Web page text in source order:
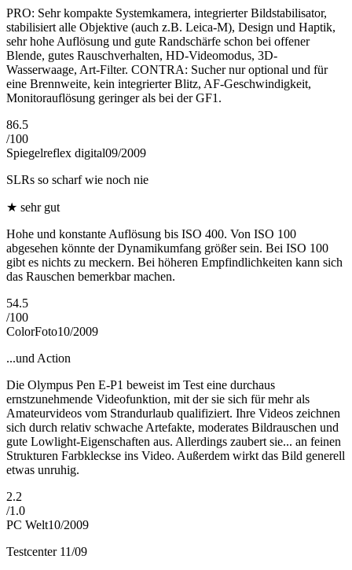
PRO: Sehr kompakte Systemkamera, integrierter Bildstabilisator,
stabilisiert alle Objektive (auch z.B. Leica-M), Design und Haptik,
sehr hohe Auflösung und gute Randschärfe schon bei offener
Blende, gutes Rauschverhalten, HD-Videomodus, 3D-
Wasserwaage, Art-Filter. CONTRA: Sucher nur optional und für
eine Brennweite, kein integrierter Blitz, AF-Geschwindigkeit,
Monitorauflösung geringer als bei der GF1.
86.5
/100
Spiegelreflex digital09/2009
SLRs so scharf wie noch nie
★ sehr gut
Hohe und konstante Auflösung bis ISO 400. Von ISO 100
abgesehen könnte der Dynamikumfang größer sein. Bei ISO 100
gibt es nichts zu meckern. Bei höheren Empfindlichkeiten kann sich
das Rauschen bemerkbar machen.
54.5
/100
ColorFoto10/2009
...und Action
Die Olympus Pen E-P1 beweist im Test eine durchaus
ernstzunehmende Videofunktion, mit der sie sich für mehr als
Amateurvideos vom Strandurlaub qualifiziert. Ihre Videos zeichnen
sich durch relativ schwache Artefakte, moderates Bildrauschen und
gute Lowlight-Eigenschaften aus. Allerdings zaubert sie... an feinen
Strukturen Farbkleckse ins Video. Außerdem wirkt das Bild generell
etwas unruhig.
2.2
/1.0
PC Welt10/2009
Testcenter 11/09